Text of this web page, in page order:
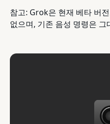
참고: Grok은 현재 베타 버
없으며, 기존 음성 명령은 그